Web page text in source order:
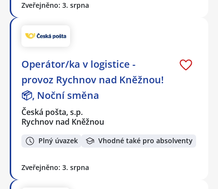
Zveřejněno: 3. srpna
Operátor/ka v logistice -
provoz Rychnov nad Kněžnou!
📦, Noční směna
Česká pošta, s.p.
Rychnov nad Kněžnou
Plný úvazek Vhodné také pro absolventy
Zveřejněno: 3. srpna